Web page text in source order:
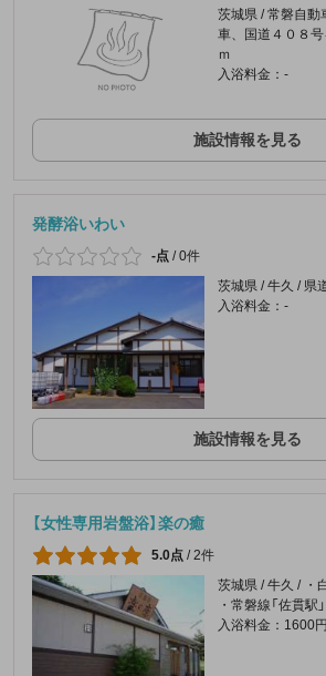
茨城県 / 常磐自
車、国道４０８
ｍ
入浴料金：-
施設情報を見る
発酵浴いわい
-点 /0件
茨城県 / 牛久 / 県
入浴料金：-
施設情報を見る
【女性専用岩盤浴】楽の癒
5.0点 /2件
茨城県 / 牛久 / ・
・常磐線「佐貫駅
入浴料金：1600